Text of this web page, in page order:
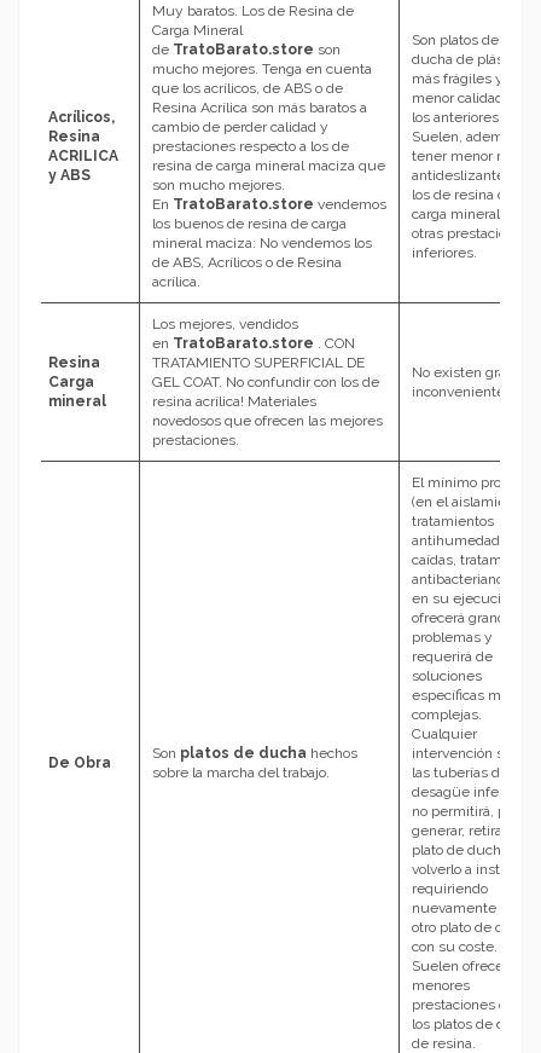
Acrílicos,
Resina
ACRILICA
y ABS
Muy baratos. Los de Resina de
Carga Mineral
de TratoBarato.store son
mucho mejores. Tenga en cuenta
que los acrílicos, de ABS o de
Resina Acrílica son más baratos a
cambio de perder calidad y
prestaciones respecto a los de
resina de carga mineral maciza que
son mucho mejores.
En TratoBarato.store vendemos
los buenos de resina de carga
mineral maciza: No vendemos los
de ABS, Acrílicos o de Resina
acrílica.
Son platos de
ducha de plástico,
más frágiles y de
menor calidad que
los anteriores.
Suelen, además,
tener menor nivel
antideslizante que
los de resina de
carga mineral y
otras prestaciones
inferiores.
Resina
Carga
mineral
Los mejores, vendidos
en TratoBarato.store . CON
TRATAMIENTO SUPERFICIAL DE
GEL COAT. No confundir con los de
resina acrílica! Materiales
novedosos que ofrecen las mejores
prestaciones.
No existen grandes
inconvenientes.
De Obra
Son platos de ducha hechos
sobre la marcha del trabajo.
El mínimo problema
(en el aislamiento,
tratamientos
antihumedad,
caídas, tratamiento
antibacteriano, etc.)
en su ejecución
ofrecerá grandes
problemas y
requerirá de
soluciones
específicas más
complejas.
Cualquier
intervención sobre
las tuberías de
desagüe inferiores
no permitirá, por lo
generar, retirar el
plato de ducha y
volverlo a instalar
requiriendo
nuevamente hacer
otro plato de obra,
con su coste.
Suelen ofrecer
menores
prestaciones que
los platos de ducha
de resina.